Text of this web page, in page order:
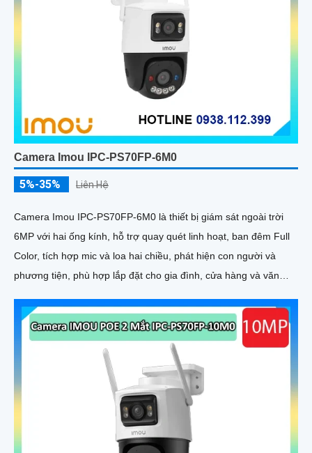
Camera Imou IPC-PS70FP-6M0
5%-35% Liên Hệ
Camera Imou IPC-PS70FP-6M0 là thiết bị giám sát ngoài trời
6MP với hai ống kính, hỗ trợ quay quét linh hoạt, ban đêm Full
Color, tích hợp mic và loa hai chiều, phát hiện con người và
phương tiện, phù hợp lắp đặt cho gia đình, cửa hàng và văn